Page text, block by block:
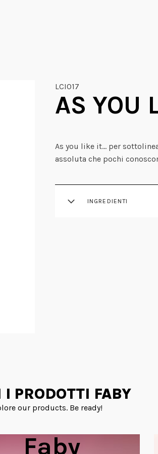
LCI017
AS YOU
As you like it… per
assoluta che pochi
INGREDIENTI
I PRODOTTI FABY
our products. Be ready!
Faby